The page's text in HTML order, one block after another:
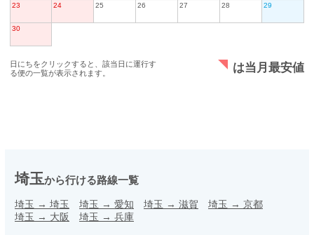
23 24 25 26 27 28 29
30
日にちをクリックすると、該当日に運行す
る便の一覧が表示されます。
は当月最安値
埼玉から行ける路線一覧
埼玉 → 埼玉 埼玉 → 愛知 埼玉 → 滋賀 埼玉 → 京都
埼玉 → 大阪 埼玉 → 兵庫